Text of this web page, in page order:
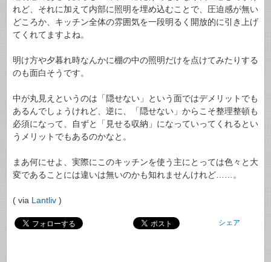
れど、それに加えて内部に照明を埋め込むことで、圧迫感が無い
どころか、キッチン全体の雰囲気を一段明るく開放的に引き上げ
てくれてますよね。
明け方や夕暮れ時なんかに棚の中の照明だけを点けてみたりする
のも面白そうです。
中が丸見えというのは「隠せない」という面ではデメリットでも
あるんでしょうけれど、逆に、「隠せない」からこそ整理整頓も
必須になって、自ずと「見せる収納」になっていってくれるとい
うメリットでもあるのかなと。
まあ何にせよ、実際にこのキッチンを使う主にとっては色々と大
変であることには違いは無いのかも知れませんけれど……。
( via Lantliv )
シェア